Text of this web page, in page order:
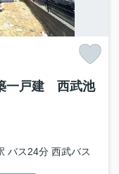
一戸建 西武池
バス24分 西武バス